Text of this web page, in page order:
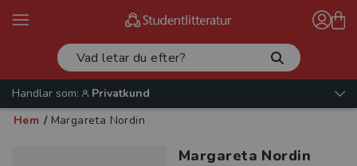
Handlar som:
Privatkund
Hem / Margareta Nordin
Margareta Nordin